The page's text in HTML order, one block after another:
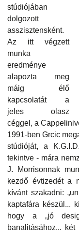
stúdiójában
dolgozott
asszisztensként.
Az itt végzett
munka
eredménye
alapozta meg
máig élő
kapcsolatát a
jeles olasz
céggel, a
1991-ben Grcic
stúdióját, a
tekintve - mára
J. Morrisonnak
kezdő évtizedét a
kívánt szakadni:
kaptafára készül...
hogy a „jó
banalitásához...